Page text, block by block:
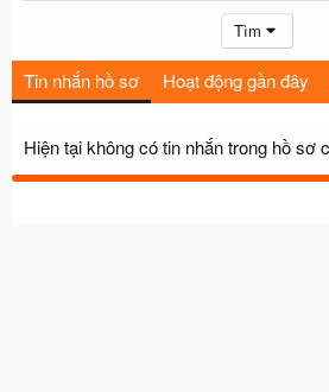
Tìm
Tin nhắn hồ sơ Hoạt động gần đây
Hiện tại không có tin nhắn trong hồ sơ